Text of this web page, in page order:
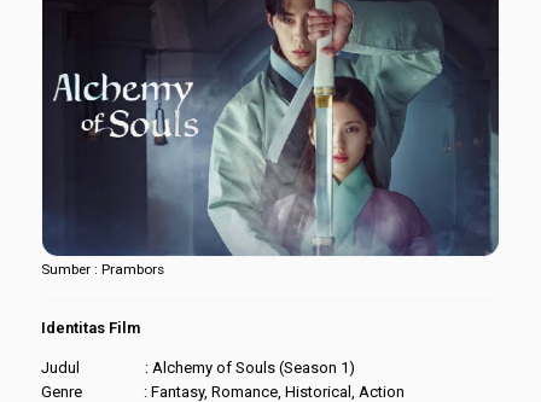
Sumber : Prambors
Identitas Film
Judul : Alchemy of Souls (Season 1)
Genre : Fantasy, Romance, Historical, Action